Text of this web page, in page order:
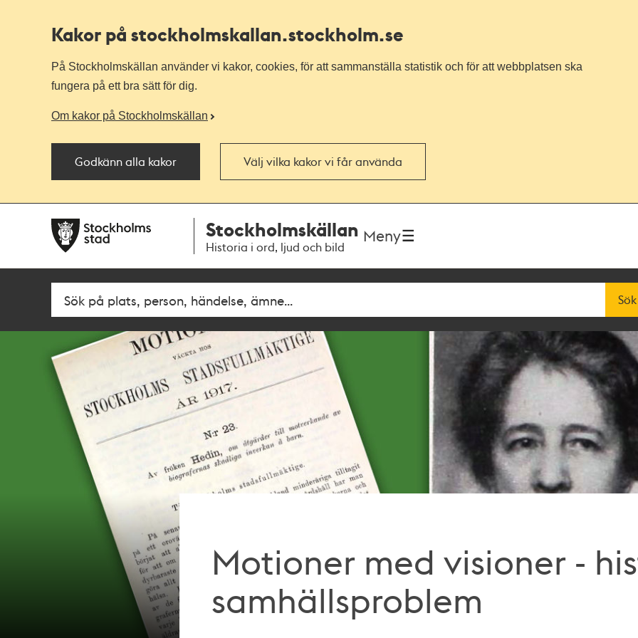
Kakor på stockholmskallan.stockholm.se
På Stockholmskällan använder vi kakor, cookies, för att sammanställa statistik och för att webbplatsen ska
fungera på ett bra sätt för dig.
Om kakor på Stockholmskällan
Godkänn alla kakor Välj vilka kakor vi får använda
navigationen
huvudinnehållet
Stockholmskällan
Historia i ord, ljud och bild
Meny
Fritextsök Sök
Motioner med visioner -
samhällsproblem